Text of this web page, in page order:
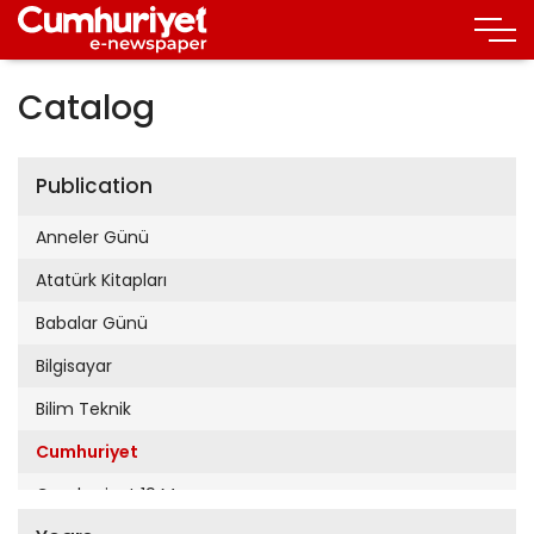
Catalog
Publication
Anneler Günü
Atatürk Kitapları
Babalar Günü
Bilgisayar
Bilim Teknik
Cumhuriyet
Cumhuriyet 19 Mayıs